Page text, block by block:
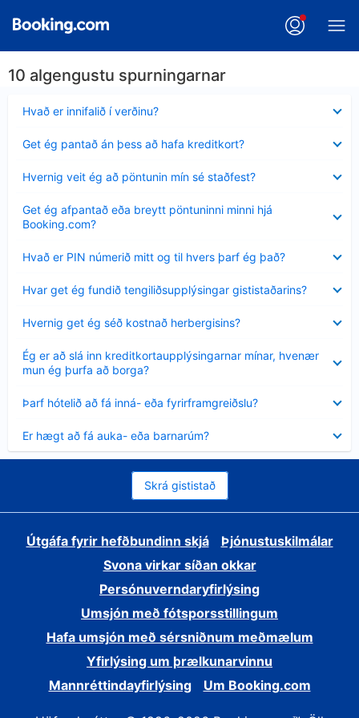
10 algengustu spurningarnar
Hvað er innifalið í verðinu?
sýnt
Get ég pantað án þess að hafa kreditkort?
sýnt
Hvernig veit ég að pöntunin mín sé staðfest?
sýnt
Get ég afpantað eða breytt pöntuninni minni hjá
Booking.com?
sýnt
Hvað er PIN númerið mitt og til hvers þarf ég það?
sýnt
Hvar get ég fundið tengiliðsupplýsingar gististaðarins?
sýnt
Hvernig get ég séð kostnað herbergisins?
sýnt
Ég er að slá inn kreditkortaupplýsingarnar mínar, hvenær
mun ég þurfa að borga?
Minna
sýnt
Þarf hótelið að fá inná- eða fyrirframgreiðslu?
sýnt
Er hægt að fá auka- eða barnarúm?
sýnt
Skrá gististað
Útgáfa fyrir hefðbundinn skjá
Þjónustuskilmálar
Svona virkar síðan okkar
Persónuverndaryfirlýsing
Umsjón með fótsporsstillingum
Hafa umsjón með sérsniðnum meðmælum
Yfirlýsing um þrælkunarvinnu
Mannréttindayfirlýsing
Um Booking.com